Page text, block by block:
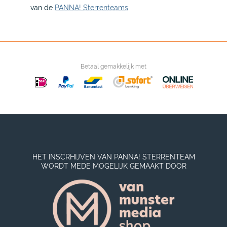
van de PANNA! Sterrenteams
Betaal gemakkelijk met
HET INSCRHIJVEN VAN PANNA! STERRENTEAM
WORDT MEDE MOGELIJK GEMAAKT DOOR